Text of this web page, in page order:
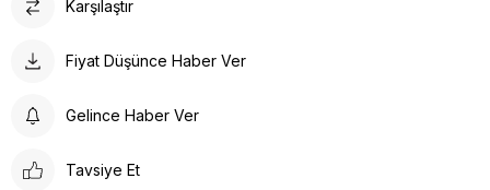
Karşılaştır
Fiyat Düşünce Haber Ver
Gelince Haber Ver
Tavsiye Et